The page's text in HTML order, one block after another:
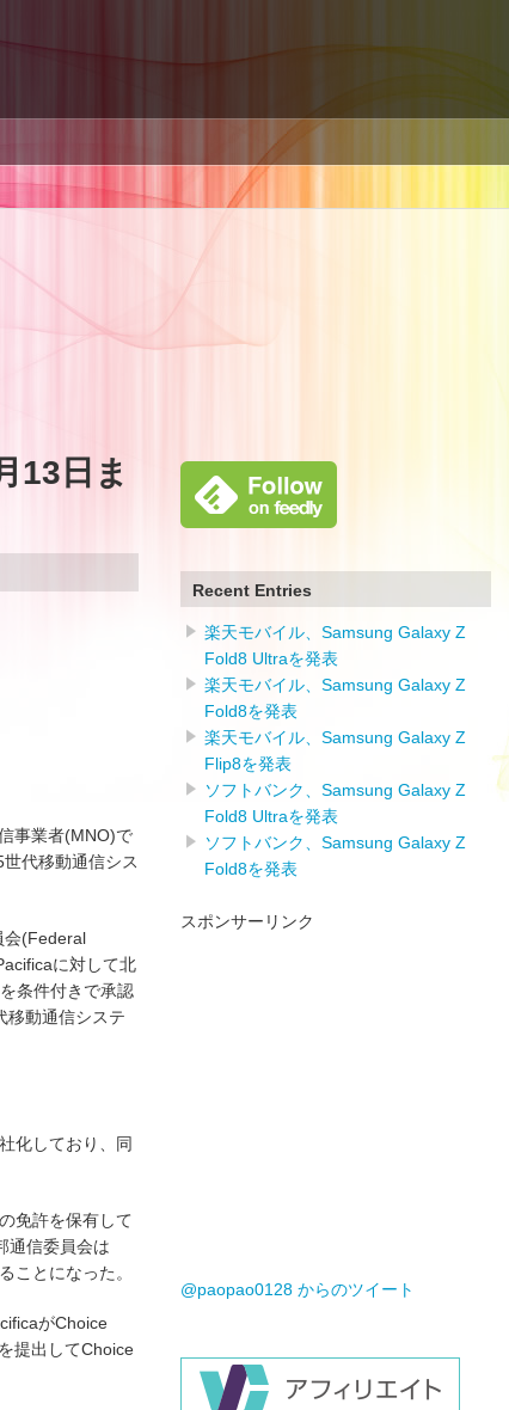
13日ま
事業者(MNO)で
代移動通信シス
会(Federal
に対して北
条件付きで承認
移動通信システ
化しており、同
免許を保有して
通信委員会は
ことになった。
がChoice
提出してChoice
Recent Entries
楽天モバイル、Samsung Galaxy Z
Fold8 Ultraを発表
楽天モバイル、Samsung Galaxy Z
Fold8を発表
楽天モバイル、Samsung Galaxy Z
Flip8を発表
ソフトバンク、Samsung Galaxy Z
Fold8 Ultraを発表
ソフトバンク、Samsung Galaxy Z
Fold8を発表
スポンサーリンク
@paopao0128 からのツイート